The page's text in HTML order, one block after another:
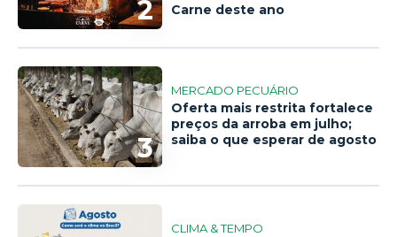
2
Carne deste ano
3
MERCADO PECUÁRIO
Oferta mais restrita fortalece
preços da arroba em julho;
saiba o que esperar de agosto
CLIMA & TEMPO